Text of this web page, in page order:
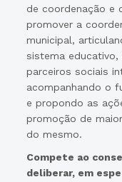
de coordenação e
promover a
municipal,
sistema
parceiros sociais
acompanhando o
e propondo as
promoção de
do mesmo.
Compete ao
deliberar, em